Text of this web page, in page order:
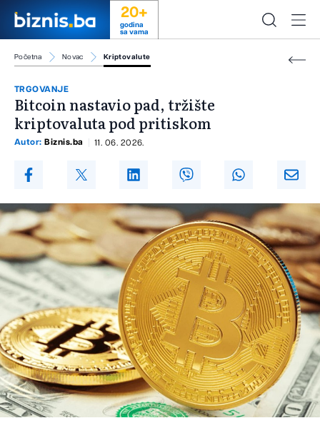
20+
godina
sa vama
Početna Novac Kriptovalute
TRGOVANJE
Bitcoin nastavio pad, tržište
kriptovaluta pod pritiskom
Autor: Biznis.ba 11. 06. 2026.